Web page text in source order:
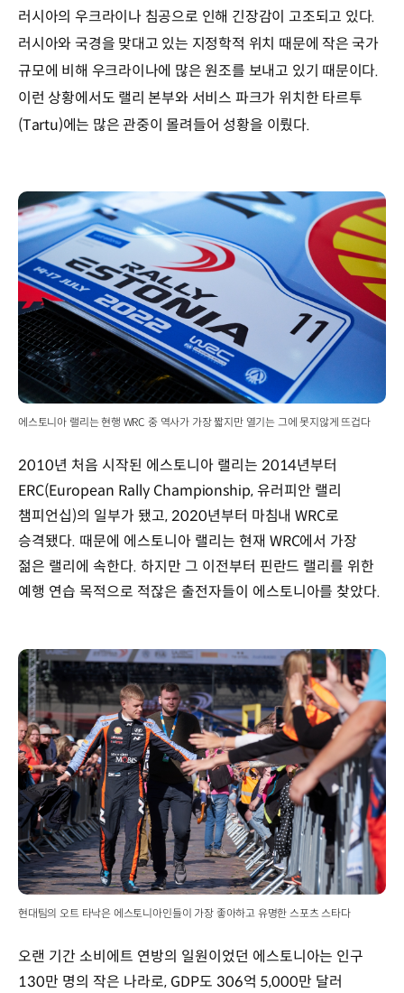
러시아의 우크라이나 침공으로 인해 긴장감이 고조되고 있다.
러시아와 국경을 맞대고 있는 지정학적 위치 때문에 작은 국가
규모에 비해 우크라이나에 많은 원조를 보내고 있기 때문이다.
이런 상황에서도 랠리 본부와 서비스 파크가 위치한 타르투
(Tartu)에는 많은 관중이 몰려들어 성황을 이뤘다.
에스토니아 랠리는 현행 WRC 중 역사가 가장 짧지만 열기는 그에 못지않게 뜨겁다
2010년 처음 시작된 에스토니아 랠리는 2014년부터
ERC(European Rally Championship, 유러피안 랠리
챔피언십)의 일부가 됐고, 2020년부터 마침내 WRC로
승격됐다. 때문에 에스토니아 랠리는 현재 WRC에서 가장
젊은 랠리에 속한다. 하지만 그 이전부터 핀란드 랠리를 위한
예행 연습 목적으로 적잖은 출전자들이 에스토니아를 찾았다.
현대팀의 오트 타낙은 에스토니아인들이 가장 좋아하고 유명한 스포츠 스타다
오랜 기간 소비에트 연방의 일원이었던 에스토니아는 인구
130만 명의 작은 나라로, GDP도 306억 5,000만 달러